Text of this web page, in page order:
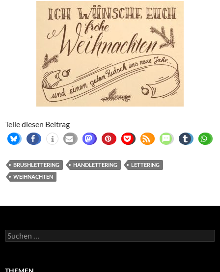
Teile diesen Beitrag
BRUSHLETTERING HANDLETTERING
LETTERING
WEIHNACHTEN
Suchen
nach: